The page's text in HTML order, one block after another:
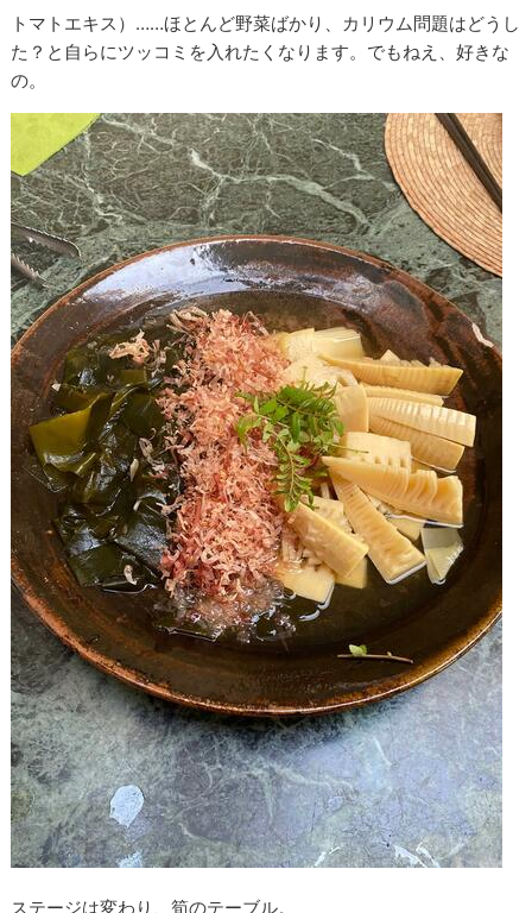
トマトエキス）……ほとんど野菜ばかり、カリウム問題はどうし
た？と自らにツッコミを入れたくなります。でもねえ、好きな
の。
ステージは変わり、筍のテーブル。